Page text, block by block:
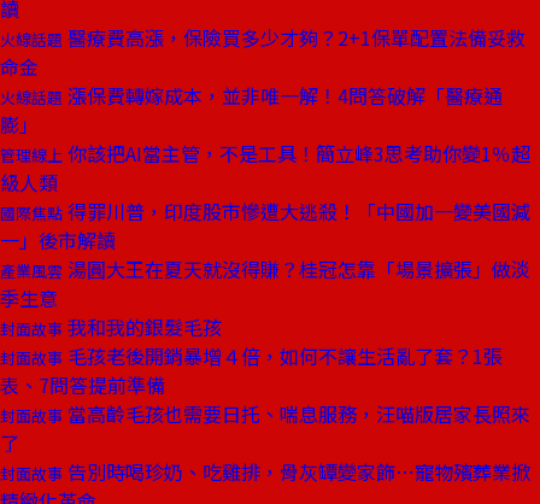
讀
火線話題 醫療費高漲，保險買多少才夠？2+1保單配置法備妥救
命金
火線話題 漲保費轉嫁成本，並非唯一解！4問答破解「醫療通
膨」
管理線上 你該把AI當主管，不是工具！簡立峰3思考助你變1％超
級人類
國際焦點 得罪川普，印度股市慘遭大逃殺！「中國加一變美國減
一」後市解讀
產業風雲 湯圓大王在夏天就沒得賺？桂冠怎靠「場景擴張」做淡
季生意
封面故事 我和我的銀髮毛孩
封面故事 毛孩老後開銷暴增４倍，如何不讓生活亂了套？1張
表、7問答提前準備
封面故事 當高齡毛孩也需要日托、喘息服務，汪喵版居家長照來
了
封面故事 告別時喝珍奶、吃雞排，骨灰罈變家飾⋯寵物殯葬業掀